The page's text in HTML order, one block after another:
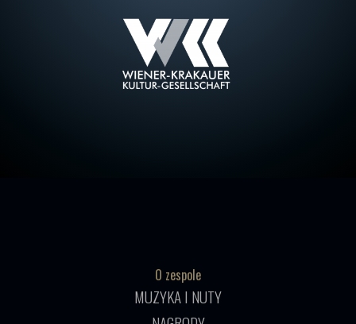
O zespole
MUZYKA I NUTY